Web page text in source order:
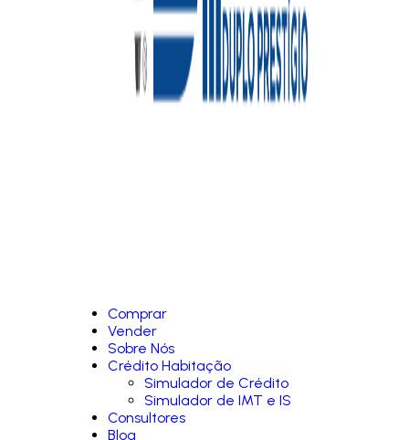
Comprar
Vender
Sobre Nós
Crédito Habitação
Simulador de Crédito
Simulador de IMT e IS
Consultores
Blog